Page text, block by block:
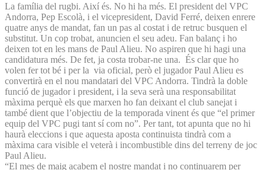
La família del rugbi. Així és. No hi ha més. El president del VPC
Andorra, Pep Escolà, i el vicepresident, David Ferré, deixen enrere
quatre anys de mandat, fan un pas al costat i de retruc busquen el
substitut. Un cop trobat, anuncien el seu adeu. Fan balanç i ho
deixen tot en les mans de Paul Alieu. No aspiren que hi hagi una
candidatura més. De fet, ja costa trobar-ne una. És clar que ho
volen fer tot bé i per la via oficial, però el jugador Paul Alieu es
convertirà en el nou mandatari del VPC Andorra. Tindrà la doble
funció de jugador i president, i la seva serà una responsabilitat
màxima perquè els que marxen ho fan deixant el club sanejat i
també dient que l’objectiu de la temporada vinent és que “el primer
equip del VPC pugi tant sí com no”. Per tant, tot apunta que no hi
haurà eleccions i que aquesta aposta continuista tindrà com a
màxima cara visible el veterà i incombustible dins del terreny de joc
Paul Alieu.
“El mes de maig acabem el nostre mandat i no continuarem per